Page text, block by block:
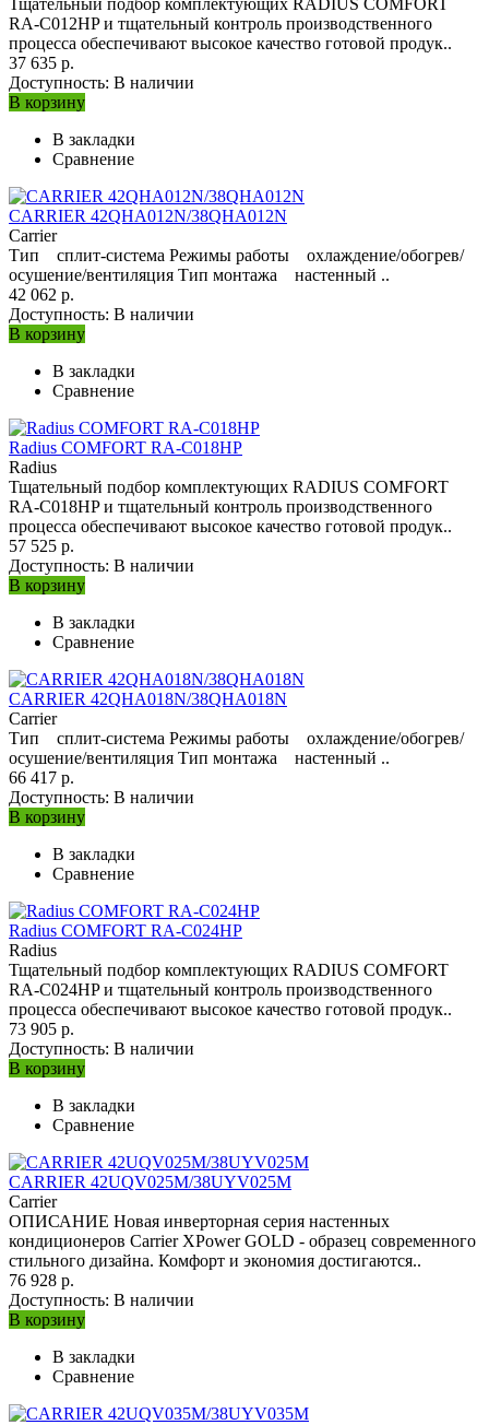
RA-C012HP и тщательный контроль производственного
процесса обеспечивают высокое качество готовой продук..
37 635 р.
Доступность: В наличии
В корзину
В закладки
Сравнение
CARRIER 42QHA012N/38QHA012N
Carrier
Тип сплит-система Режимы работы охлаждение/обогрев/
осушение/вентиляция Тип монтажа настенный ..
42 062 р.
Доступность: В наличии
В корзину
В закладки
Сравнение
Radius COMFORT RA-C018HP
Radius
Тщательный подбор комплектующих RADIUS COMFORT
RA-C018HP и тщательный контроль производственного
процесса обеспечивают высокое качество готовой продук..
57 525 р.
Доступность: В наличии
В корзину
В закладки
Сравнение
CARRIER 42QHA018N/38QHA018N
Carrier
Тип сплит-система Режимы работы охлаждение/обогрев/
осушение/вентиляция Тип монтажа настенный ..
66 417 р.
Доступность: В наличии
В корзину
В закладки
Сравнение
Radius COMFORT RA-C024HP
Radius
Тщательный подбор комплектующих RADIUS COMFORT
RA-C024HP и тщательный контроль производственного
процесса обеспечивают высокое качество готовой продук..
73 905 р.
Доступность: В наличии
В корзину
В закладки
Сравнение
CARRIER 42UQV025M/38UYV025M
Carrier
ОПИСАНИЕ Новая инверторная серия настенных
кондиционеров Carrier XPower GOLD - образец современного
стильного дизайна. Комфорт и экономия достигаются..
76 928 р.
Доступность: В наличии
В корзину
В закладки
Сравнение